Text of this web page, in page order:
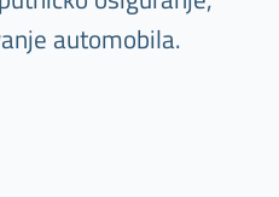
automobila.